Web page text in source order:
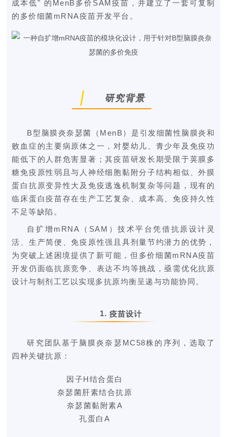
成本低" 的MenB多价SAM疫苗，并建立了一套可复制
的多价细菌mRNA疫苗开发平台。
研究背景
B型脑膜炎奈瑟菌（MenB）是引发细菌性脑膜炎和
败血症的主要病原体之一，对婴幼儿、青少年及免疫功
能低下的人群危害显著；其疫苗研发长期受限于荚膜多
糖免疫原性弱且与人神经细胞黏附分子结构相似、外膜
蛋白抗原变异性大及免疫逃逸机制复杂等问题，现有的
临床蛋白疫苗存在生产工艺复杂、成本高、免疫持久性
不足等缺陷。
自扩增mRNA（SAM）技术平台凭借抗原设计灵
活、生产简便、免疫原性强且具剂量节约潜力的优势，
为突破上述困境提供了新可能，但多价细菌mRNA疫苗
开发仍面临抗原竞争、表达不均等挑战，亟需优化抗原
设计与制剂工艺以实现多抗原均衡呈递与功能协同。
1. 疫苗设计
研究团队基于脑膜炎奈瑟 MC58株的序列，选取了
四种关键抗原：
因子H结合蛋白
奈瑟菌肝素结合抗原
奈瑟菌黏附素A
孔蛋白A